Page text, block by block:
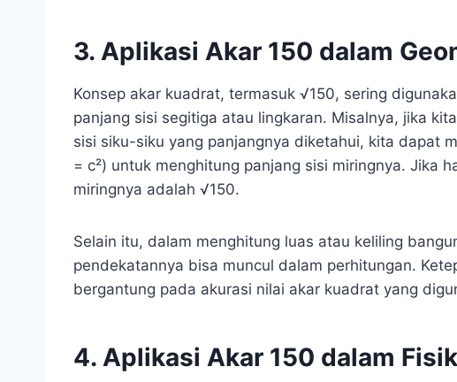
3. Aplikasi Akar 150 dalam
Konsep akar kuadrat, termasuk √150, sering
panjang sisi segitiga atau lingkaran. Misalnya, jika
sisi siku-siku yang panjangnya diketahui, kita dapat
= c²) untuk menghitung panjang sisi miringnya. Jika
miringnya adalah √150.
Selain itu, dalam menghitung luas atau keliling
pendekatannya bisa muncul dalam perhitungan.
bergantung pada akurasi nilai akar kuadrat yang
4. Aplikasi Akar 150 dalam